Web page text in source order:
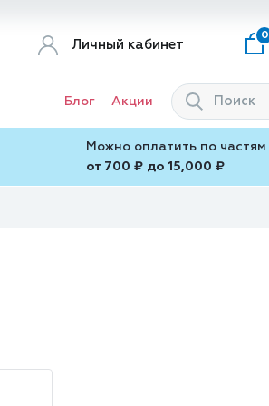
Личный кабинет
0
Блог Акции
Можно оплатить по частям
от 700 ₽ до 15,000 ₽